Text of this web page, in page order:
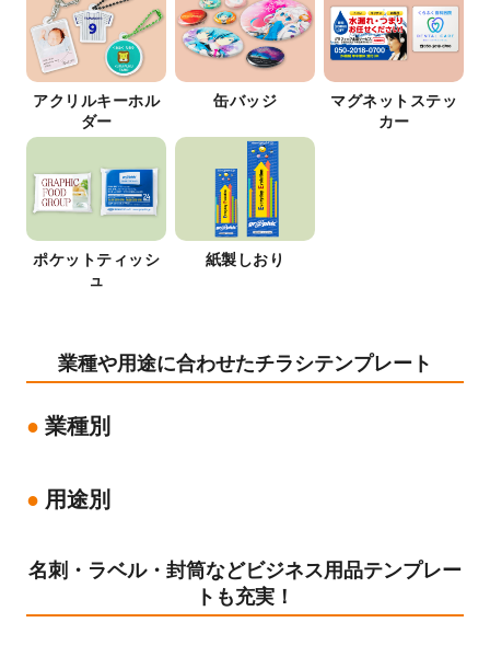
アクリルキーホル
ダー
缶バッジ
マグネットステッ
カー
ポケットティッシ
ュ
紙製しおり
業種や用途に合わせたチラシテンプレート
業種別
用途別
名刺・ラベル・封筒などビジネス用品テンプレー
トも充実！